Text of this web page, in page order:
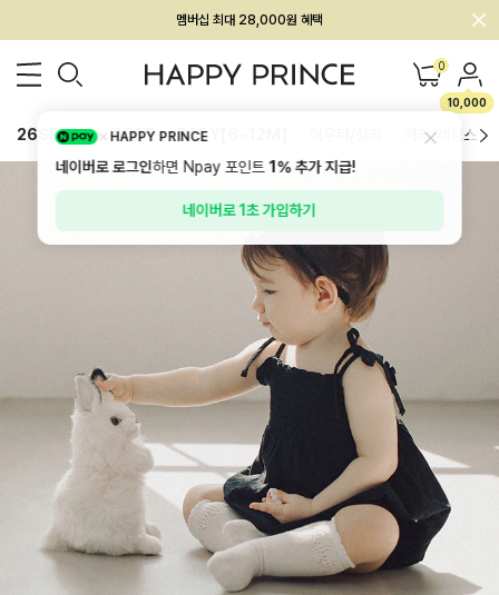
회원전용 아울렛, 가입하면 ~60% 할인!
멤버십 최대 28,000원 혜택 0
10,000
26SS 신상 BEST BABY[6~12M] 하의/레깅스
HAPPY PRINCE
네이버로 로그인하면 Npay 포인트1%추가 지급!
네이버로 1초 가입하기